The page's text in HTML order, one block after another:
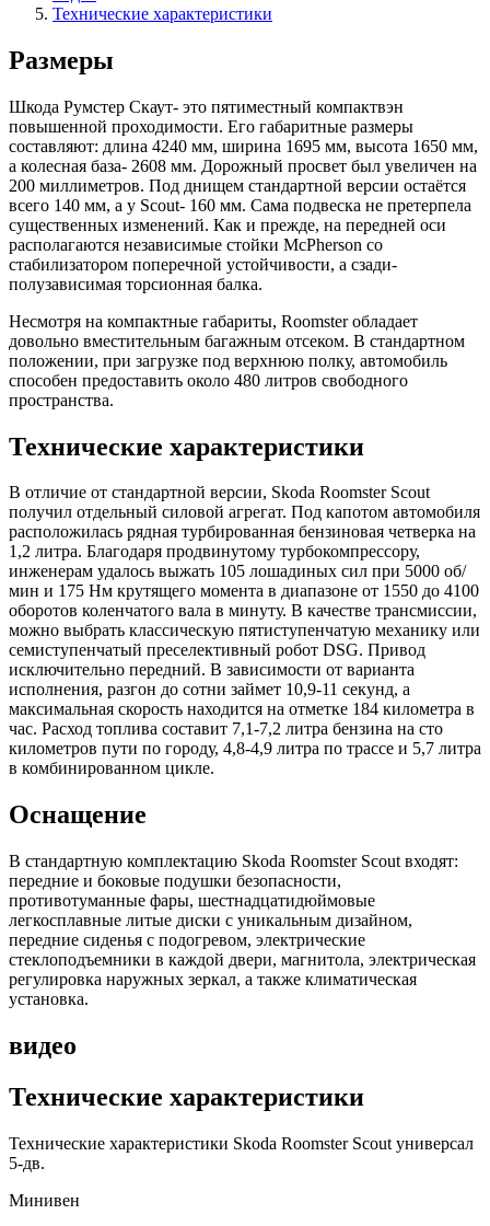
Технические характеристики
Размеры
Шкода Румстер Скаут- это пятиместный компактвэн
повышенной проходимости. Его габаритные размеры
составляют: длина 4240 мм, ширина 1695 мм, высота 1650 мм,
а колесная база- 2608 мм. Дорожный просвет был увеличен на
200 миллиметров. Под днищем стандартной версии остаётся
всего 140 мм, а у Scout- 160 мм. Сама подвеска не претерпела
существенных изменений. Как и прежде, на передней оси
располагаются независимые стойки McPherson со
стабилизатором поперечной устойчивости, а сзади-
полузависимая торсионная балка.
Несмотря на компактные габариты, Roomster обладает
довольно вместительным багажным отсеком. В стандартном
положении, при загрузке под верхнюю полку, автомобиль
способен предоставить около 480 литров свободного
пространства.
Технические характеристики
В отличие от стандартной версии, Skoda Roomster Scout
получил отдельный силовой агрегат. Под капотом автомобиля
расположилась рядная турбированная бензиновая четверка на
1,2 литра. Благодаря продвинутому турбокомпрессору,
инженерам удалось выжать 105 лошадиных сил при 5000 об/
мин и 175 Нм крутящего момента в диапазоне от 1550 до 4100
оборотов коленчатого вала в минуту. В качестве трансмиссии,
можно выбрать классическую пятиступенчатую механику или
семиступенчатый преселективный робот DSG. Привод
исключительно передний. В зависимости от варианта
исполнения, разгон до сотни займет 10,9-11 секунд, а
максимальная скорость находится на отметке 184 километра в
час. Расход топлива составит 7,1-7,2 литра бензина на сто
километров пути по городу, 4,8-4,9 литра по трассе и 5,7 литра
в комбинированном цикле.
Оснащение
В стандартную комплектацию Skoda Roomster Scout входят:
передние и боковые подушки безопасности,
противотуманные фары, шестнадцатидюймовые
легкосплавные литые диски с уникальным дизайном,
передние сиденья с подогревом, электрические
стеклоподъемники в каждой двери, магнитола, электрическая
регулировка наружных зеркал, а также климатическая
установка.
видео
Технические характеристики
Технические характеристики Skoda Roomster Scout универсал
5-дв.
Минивен